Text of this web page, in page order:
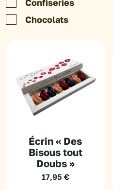
Confiseries
Chocolats
Écrin « Des
Bisous tout
Doubs »
17,95 €